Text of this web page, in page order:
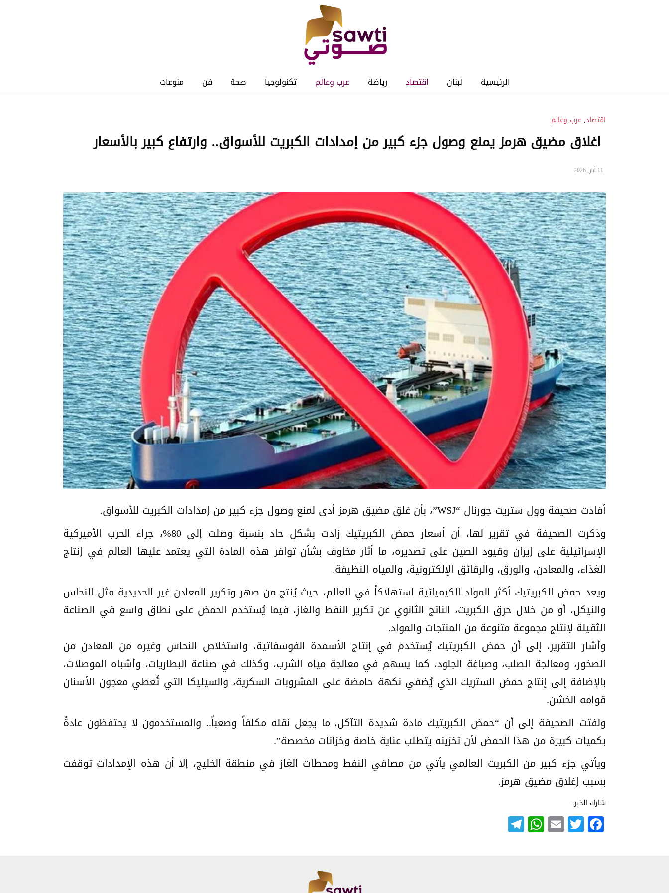
الرئيسية لبنان اقتصاد رياضة عرب وعالم تكنولوجيا صحة فن منوعات
اقتصاد,عرب وعالم
اغلاق مضيق هرمز يمنع وصول جزء كبير من إمدادات الكبريت للأسواق.. وارتفاع كبير بالأسعار
11 أيار, 2026
أفادت صحيفة وول ستريت جورنال “WSJ”، بأن غلق مضيق هرمز أدى لمنع وصول جزء كبير من إمدادات الكبريت للأسواق.
وذكرت الصحيفة في تقرير لها، أن أسعار حمض الكبريتيك زادت بشكل حاد بنسبة وصلت إلى 80%، جراء الحرب الأميركية
الإسرائيلية على إيران وقيود الصين على تصديره، ما أثار مخاوف بشأن توافر هذه المادة التي يعتمد عليها العالم في إنتاج
الغذاء، والمعادن، والورق، والرقائق الإلكترونية، والمياه النظيفة.
ويعد حمض الكبريتيك أكثر المواد الكيميائية استهلاكاً في العالم، حيث يُنتج من صهر وتكرير المعادن غير الحديدية مثل النحاس
والنيكل، أو من خلال حرق الكبريت، الناتج الثانوي عن تكرير النفط والغاز، فيما يُستخدم الحمض على نطاق واسع في الصناعة
الثقيلة لإنتاج مجموعة متنوعة من المنتجات والمواد.
وأشار التقرير، إلى أن حمض الكبريتيك يُستخدم في إنتاج الأسمدة الفوسفاتية، واستخلاص النحاس وغيره من المعادن من
الصخور، ومعالجة الصلب، وصباغة الجلود، كما يسهم في معالجة مياه الشرب، وكذلك في صناعة البطاريات، وأشباه الموصلات،
بالإضافة إلى إنتاج حمض الستريك الذي يُضفي نكهة حامضة على المشروبات السكرية، والسيليكا التي تُعطي معجون الأسنان
قوامه الخشن.
ولفتت الصحيفة إلى أن “حمض الكبريتيك مادة شديدة التآكل، ما يجعل نقله مكلفاً وصعباً.. والمستخدمون لا يحتفظون عادةً
بكميات كبيرة من هذا الحمض لأن تخزينه يتطلب عناية خاصة وخزانات مخصصة”.
ويأتي جزء كبير من الكبريت العالمي يأتي من مصافي النفط ومحطات الغاز في منطقة الخليج، إلا أن هذه الإمدادات توقفت
بسبب إغلاق مضيق هرمز.
شارك الخبر:
Facebook
Twitter
Email
WhatsApp